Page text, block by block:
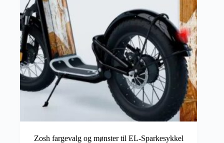
Zosh fargevalg og mønster til EL-Sparkesykkel